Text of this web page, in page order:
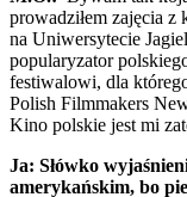
prowadziłem zajęcia
na Uniwersytecie
popularyzator
festiwalowi, dla
Polish Filmmakers
Kino polskie jest mi
Ja: Słówko
amerykańskim, bo